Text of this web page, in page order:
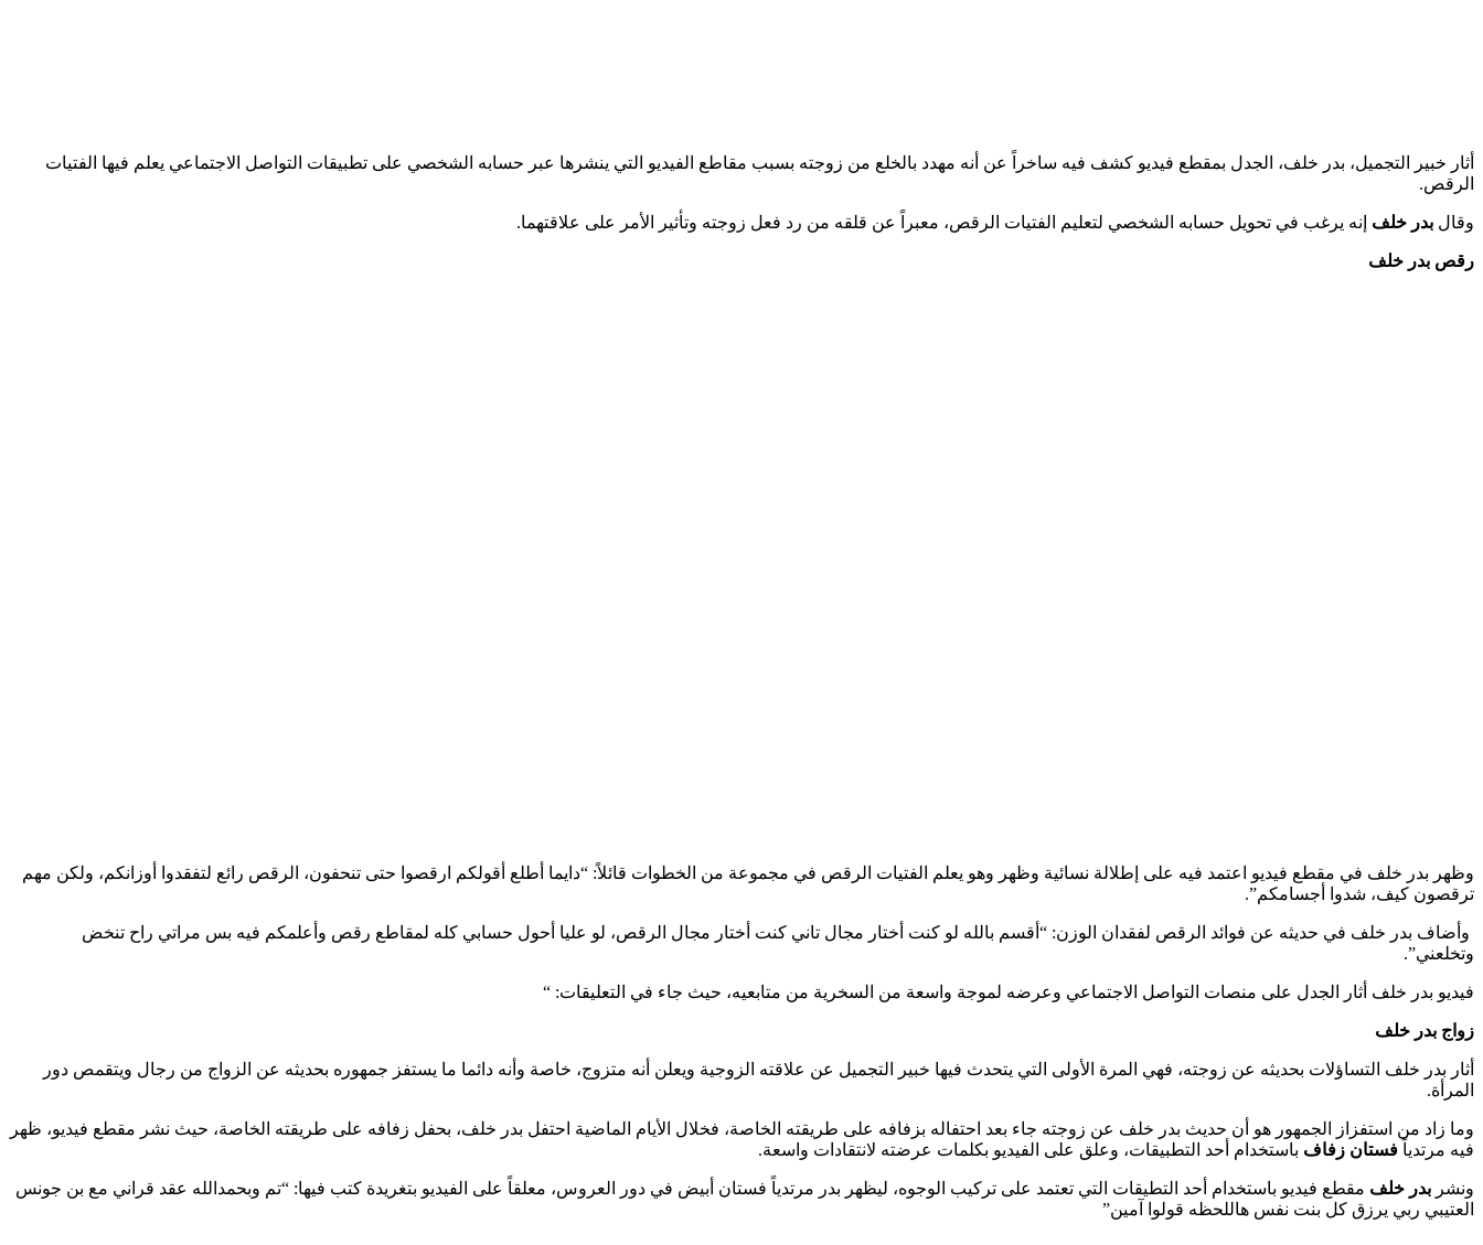
أثار خبير التجميل، بدر خلف، الجدل بمقطع فيديو كشف فيه ساخراً عن أنه مهدد بالخلع من زوجته بسبب مقاطع الفيديو التي ينشرها عبر حسابه الشخصي على تطبيقات التواصل الاجتماعي يعلم فيها الفتيات
الرقص.
وقال بدر خلف إنه يرغب في تحويل حسابه الشخصي لتعليم الفتيات الرقص، معبراً عن قلقه من رد فعل زوجته وتأثير الأمر على علاقتهما.
رقص بدر خلف
وظهر بدر خلف في مقطع فيديو اعتمد فيه على إطلالة نسائية وظهر وهو يعلم الفتيات الرقص في مجموعة من الخطوات قائلاً: “دايما أطلع أقولكم ارقصوا حتى تنحفون، الرقص رائع لتفقدوا أوزانكم، ولكن مهم
ترقصون كيف، شدوا أجسامكم”.
وأضاف بدر خلف في حديثه عن فوائد الرقص لفقدان الوزن: “أقسم بالله لو كنت أختار مجال تاني كنت أختار مجال الرقص، لو عليا أحول حسابي كله لمقاطع رقص وأعلمكم فيه بس مراتي راح تنخض
وتخلعني”.
فيديو بدر خلف أثار الجدل على منصات التواصل الاجتماعي وعرضه لموجة واسعة من السخرية من متابعيه، حيث جاء في التعليقات: “
زواج بدر خلف
أثار بدر خلف التساؤلات بحديثه عن زوجته، فهي المرة الأولى التي يتحدث فيها خبير التجميل عن علاقته الزوجية ويعلن أنه متزوج، خاصة وأنه دائما ما يستفز جمهوره بحديثه عن الزواج من رجال ويتقمص دور
المرأة.
وما زاد من استفزاز الجمهور هو أن حديث بدر خلف عن زوجته جاء بعد احتفاله بزفافه على طريقته الخاصة، فخلال الأيام الماضية احتفل بدر خلف، بحفل زفافه على طريقته الخاصة، حيث نشر مقطع فيديو، ظهر
فيه مرتدياً فستان زفاف باستخدام أحد التطبيقات، وعلق على الفيديو بكلمات عرضته لانتقادات واسعة.
ونشر بدر خلف مقطع فيديو باستخدام أحد التطيقات التي تعتمد على تركيب الوجوه، ليظهر بدر مرتدياً فستان أبيض في دور العروس، معلقاً على الفيديو بتغريدة كتب فيها: “تم وبحمدالله عقد قراني مع بن جونس
العتيبي ربي يرزق كل بنت نفس هاللحظه قولوا آمين”